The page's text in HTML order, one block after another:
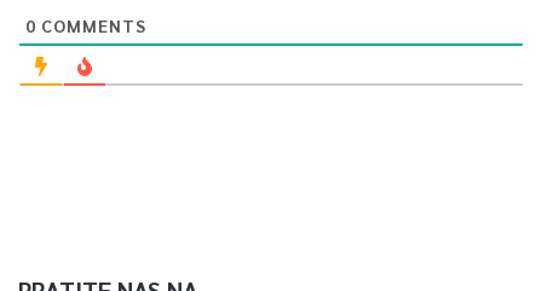
0 COMMENTS